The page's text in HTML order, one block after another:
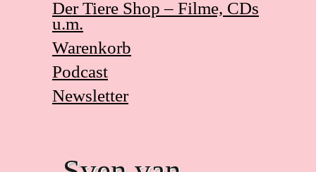
Der Tiere Shop – Filme, CDs
u.m.
Warenkorb
Podcast
Newsletter